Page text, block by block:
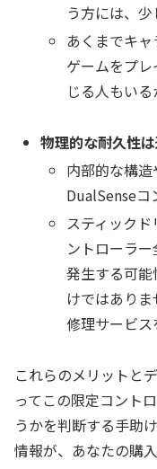
う方には、
あくまでキ
ゲームをプ
じる人もいる
物理的な耐久性
内部的な構
DualSenseコ
スティック
ントローラ
発生する可
けではあり
修理サービス
これらのメリットと
ってこの限定コント
うかを判断する手助
情報が、あなたの購